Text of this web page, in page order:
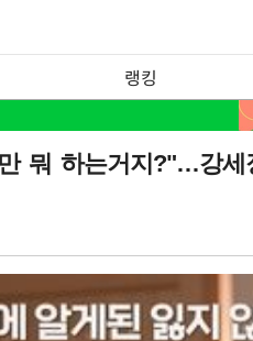
랭킹
뭐 하는거지?"…강세